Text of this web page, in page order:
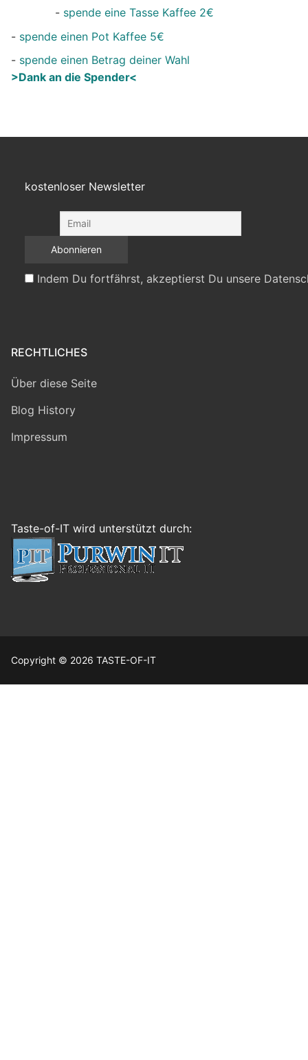
- spende eine Tasse Kaffee 2€
- spende einen Pot Kaffee 5€
- spende einen Betrag deiner Wahl
>Dank an die Spender<
kostenloser Newsletter
Indem Du fortfährst, akzeptierst Du unsere
RECHTLICHES
Über diese Seite
Blog History
Impressum
Taste-of-IT wird unterstützt durch:
Copyright © 2026 TASTE-OF-IT